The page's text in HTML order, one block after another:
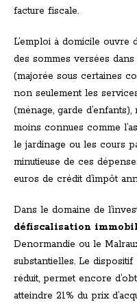
facture fiscale.
L’emploi à domicile ouvre
des sommes versées
(majorée sous certaines
non seulement les
(ménage, garde
moins connues comme
le jardinage ou les cours
minutieuse de ces
euros de crédit d’impôt
Dans le domaine de
défiscalisation
Denormandie ou le
substantielles. Le
réduit, permet encore
atteindre 21% du prix